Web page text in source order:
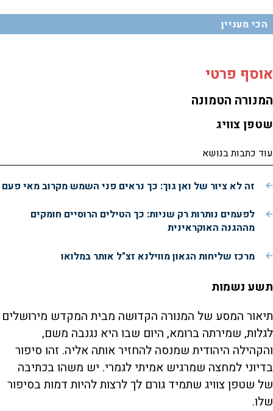
הכי מעניין
אוסף פרטי
המנורה הטמונה
שטפן צוויג
עוד כתבות בנושא
זה לא ציור של ואן גוך: כך נראים פני השמש מקרוב מאי פעם
לפעמים נותרות רק שניות: כך הטילים הרוסיים חומקים
מההגנה האוקראינית
מרכז שליחות הגאון מווילנא זצ"ל אותר במלואו
תשע נשמות
תיאור המסע של המנורה הקדושה מבית המקדש מירושלים
לגלות, שמירתה ברומא, היום שבו היא נגנבה משם,
והקהילה היהודית שמנסה להחזיר אותה אליה. זהו סיפור
בדיוני למחצה שמרגיש אמיתי לגמרי. יש משהו בכתיבה
של שטפן צוויג שתמיד גורם לך לרצות להיות דמות בסיפור
שלו.